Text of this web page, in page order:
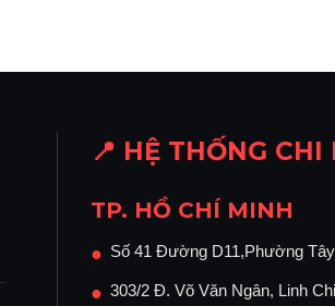
sử dụng linh hoạt, đáp ứng
đáng kể.
trong thiết kế bản vẽ xây
hoặc các loại giấy decal tem
Feeder)
📍 HỆ THỐNG
TP. HỒ CHÍ MINH
● Số 41 Đường D11,Phường
● 303/2 Đ. Võ Văn Ngân, Linh